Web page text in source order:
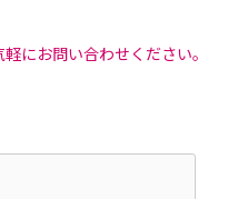
にお問い合わせください。